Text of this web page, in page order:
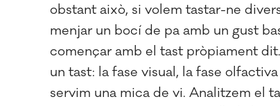
obstant això, si volem tastar-ne
menjar un bocí de pa amb un gust
començar amb el tast pròpiament
un tast: la fase visual, la fase
servim una mica de vi. Analitzem el